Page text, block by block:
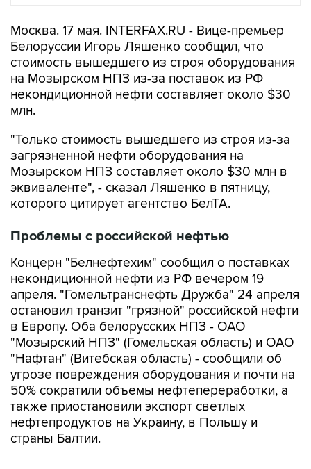
Москва. 17 мая. INTERFAX.RU - Вице-премьер
Белоруссии Игорь Ляшенко сообщил, что
стоимость вышедшего из строя оборудования
на Мозырском НПЗ из-за поставок из РФ
некондиционной нефти составляет около $30
млн.
"Только стоимость вышедшего из строя из-за
загрязненной нефти оборудования на
Мозырском НПЗ составляет около $30 млн в
эквиваленте", - сказал Ляшенко в пятницу,
которого цитирует агентство БелТА.
Проблемы с российской нефтью
Концерн "Белнефтехим" сообщил о поставках
некондиционной нефти из РФ вечером 19
апреля. "Гомельтранснефть Дружба" 24 апреля
остановил транзит "грязной" российской нефти
в Европу. Оба белорусских НПЗ - ОАО
"Мозырский НПЗ" (Гомельская область) и ОАО
"Нафтан" (Витебская область) - сообщили об
угрозе повреждения оборудования и почти на
50% сократили объемы нефтепереработки, а
также приостановили экспорт светлых
нефтепродуктов на Украину, в Польшу и
страны Балтии.